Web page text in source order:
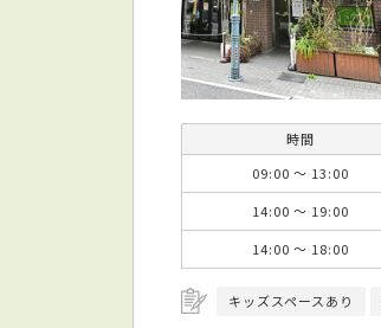
時間
09:00 ～ 13:00
14:00 ～ 19:00
14:00 ～ 18:00
キッズスペースあり